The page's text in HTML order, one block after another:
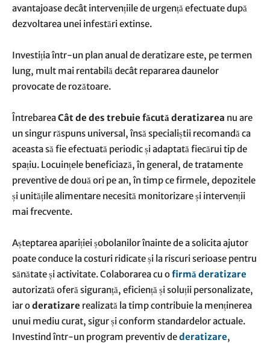
avantajoase decât intervențiile de urgență efectuate după
dezvoltarea unei infestări extinse.
Investiția într-un plan anual de deratizare este, pe termen
lung, mult mai rentabilă decât repararea daunelor
provocate de rozătoare.
ÎntrebareaCât de des trebuie făcută deratizarea nu are
un singur răspuns universal, însă specialiștii recomandă ca
aceasta să fie efectuată periodic și adaptată fiecărui tip de
spațiu. Locuințele beneficiază, în general, de tratamente
preventive de două ori pe an, în timp ce firmele, depozitele
și unitățile alimentare necesită monitorizare și intervenții
mai frecvente.
Așteptarea apariției șobolanilor înainte de a solicita ajutor
poate conduce la costuri ridicate și la riscuri serioase pentru
sănătate și activitate. Colaborarea cu ofirmă deratizare
autorizată oferă siguranță, eficiență și soluții personalizate,
iar oderatizare realizată la timp contribuie la menținerea
unui mediu curat, sigur și conform standardelor actuale.
Investind într-un program preventiv dederatizare,